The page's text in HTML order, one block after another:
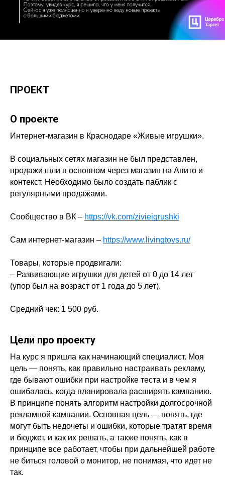
ПРОЕКТ
О проекте
Интернет-магазин в Краснодаре «Живые игрушки».
В социальных сетях магазин не был представлен,
продажи шли в основном через магазин на Авито и
контекст. Необходимо было создать паблик с
регулярными продажами.
Сообщество в ВК – https://vk.com/zivieigrushki
Сам интернет-магазин – https://www.livingtoys.ru/
Товары, которые продвигали:
– Развивающие игрушки для детей от 0 до 14 лет
(упор был на возраст от 1 года до 5 лет).
Средний чек: 1 500 руб.
Цели про проекту
На курс я пришла как начинающий специалист. Моя
цель — понять, как правильно настраивать рекламу,
где бывают ошибки при настройке теста и в чем я
ошибалась, когда планировала расширять кампанию.
В принципе понять алгоритм настройки долгосрочной
рекламной кампании. Основная цель — понять, где
могут быть недочеты и ошибки, которые тратят время
и бюджет, и как их решать, а также понять, как в
принципе все работает, чтобы при дальнейшей работе
не биться головой о монитор, не понимая, что идет не
так.